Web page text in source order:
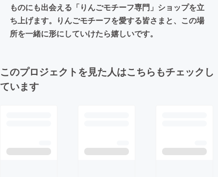
ものにも出会える「りんごモチーフ専門」ショップを立
ち上げます。りんごモチーフを愛する皆さまと、この場
所を一緒に形にしていけたら嬉しいです。
このプロジェクトを見た人はこちらもチェックし
ています